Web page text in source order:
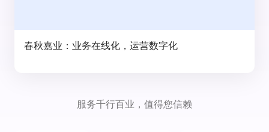
春秋嘉业：业务在线化，运营数字化
服务千行百业，值得您信赖